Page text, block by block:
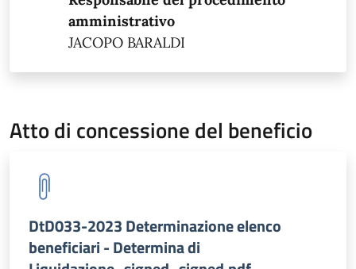
amministrativo
JACOPO BARALDI
Atto di concessione del beneficio
DtD033-2023 Determinazione elenco
beneficiari - Determina di